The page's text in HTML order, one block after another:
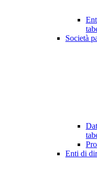
Società
Enti di